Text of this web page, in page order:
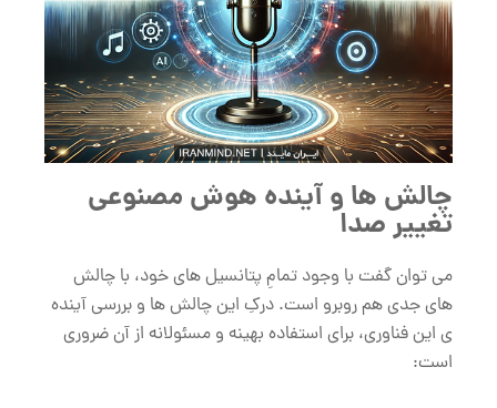
چالش ‌ها و آینده‌ هوش مصنوعی
تغییر صدا
می توان گفت با وجود تمامِ پتانسیل ‌های خود، با چالش
‌های جدی هم روبرو است. درکِ این چالش ‌ها و بررسی آینده‌
ی این فناوری، برای استفاده‌ بهینه و مسئولانه از آن ضروری
است: